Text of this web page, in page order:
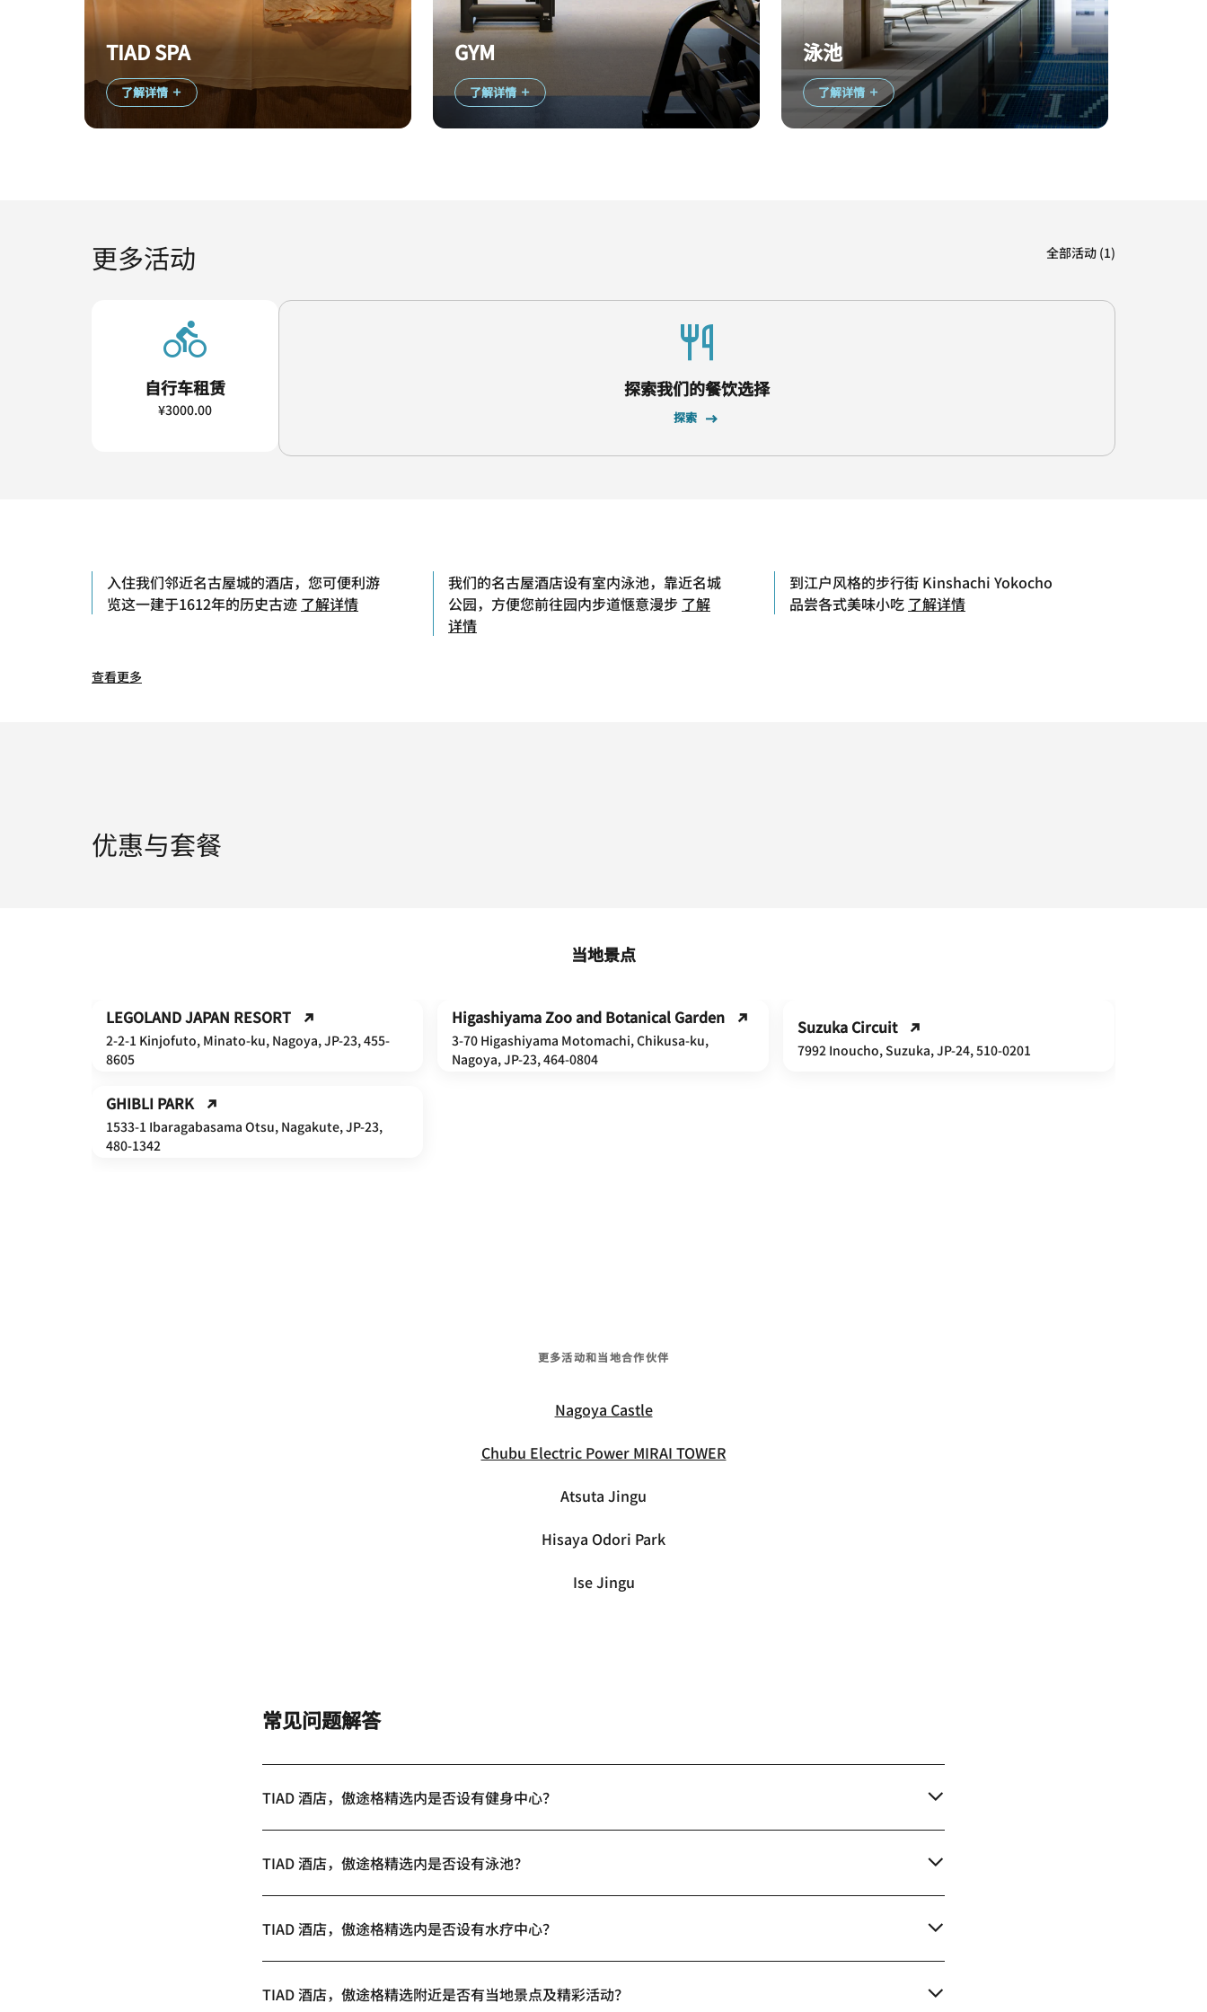
TIAD SPA
了解详情
GYM
了解详情
泳池
了解详情
更多活动 全部活动 (1)
自行车租赁
¥3000.00
探索我们的餐饮选择
探索
入住我们邻近名古屋城的酒店，您可便利游
览这一建于1612年的历史古迹 了解详情
我们的名古屋酒店设有室内泳池，靠近名城
公园，方便您前往园内步道惬意漫步 了解
详情
到江户风格的步行街 Kinshachi Yokocho
品尝各式美味小吃 了解详情
查看更多
优惠与套餐
当地景点
LEGOLAND JAPAN RESORT
2-2-1 Kinjofuto, Minato-ku, Nagoya, JP-23, 455-
8605
Higashiyama Zoo and Botanical Garden
3-70 Higashiyama Motomachi, Chikusa-ku,
Nagoya, JP-23, 464-0804
Suzuka Circuit
7992 Inoucho, Suzuka, JP-24, 510-0201
GHIBLI PARK
1533-1 Ibaragabasama Otsu, Nagakute, JP-23,
480-1342
更多活动和当地合作伙伴
Nagoya Castle
Chubu Electric Power MIRAI TOWER
Atsuta Jingu
Hisaya Odori Park
Ise Jingu
常见问题解答
TIAD 酒店，傲途格精选内是否设有健身中心？
TIAD 酒店，傲途格精选内是否设有泳池？
TIAD 酒店，傲途格精选内是否设有水疗中心？
TIAD 酒店，傲途格精选附近是否有当地景点及精彩活动？